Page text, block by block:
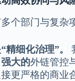
个部门与复杂
细化治理”。
大的外链管控
更严格的商业